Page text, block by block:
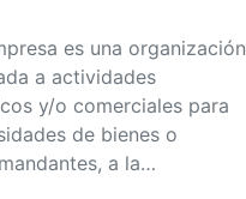
es una organización
a actividades
y/o comerciales para
de bienes o
a la…